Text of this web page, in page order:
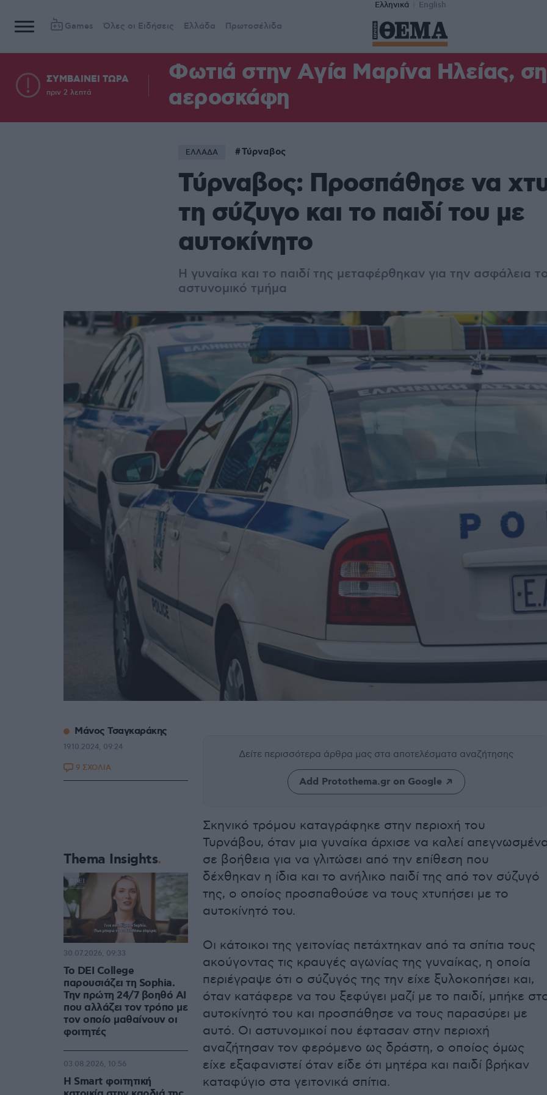
Ελληνικά English
Games Όλες οι Ειδήσεις Ελλάδα Πρωτοσέλιδα
ΣΥΜΒΑΙΝΕΙ ΤΩΡΑ
πριν 2 λεπτά
Φωτιά στην Aγία Μαρίνα Ηλείας,
αεροσκάφη
ΕΛΛΑΔΑ Τύρναβος
Τύρναβος: Προσπάθησε να
τη σύζυγο και το παιδί του με
αυτοκίνητο
Η γυναίκα και το παιδί της μεταφέρθηκαν για την ασφάλεια
αστυνομικό τμήμα
Δείτε περισσότερα άρθρα μας στα αποτελέσματα αναζήτησης
Add Protothema.gr on Google
Σκηνικό τρόμου καταγράφηκε στην περιοχή του
Τυρνάβου, όταν μια γυναίκα άρχισε να καλεί
σε βοήθεια για να γλιτώσει από την επίθεση που
δέχθηκαν η ίδια και το ανήλικο παιδί της από τον σύζυγό
της, ο οποίος προσπαθούσε να τους χτυπήσει με το
αυτοκίνητό του.
Οι κάτοικοι της γειτονίας πετάχτηκαν από τα σπίτια τους
ακούγοντας τις κραυγές αγωνίας της γυναίκας, η οποία
περιέγραψε ότι ο σύζυγός της την είχε ξυλοκοπήσει και,
όταν κατάφερε να του ξεφύγει μαζί με το παιδί, μπήκε
αυτοκίνητό του και προσπάθησε να τους παρασύρει με
αυτό. Οι αστυνομικοί που έφτασαν στην περιοχή
αναζήτησαν τον φερόμενο ως δράστη, ο οποίος όμως
είχε εξαφανιστεί όταν είδε ότι μητέρα και παιδί βρήκαν
καταφύγιο στα γειτονικά σπίτια.
Μάνος Τσαγκαράκης
19.10.2024, 09:24
9 ΣΧΟΛΙΑ
Thema Insights
Το DEI College
παρουσιάζει τη Sophia.
Την πρώτη 24/7 βοηθό AI
που αλλάζει τον τρόπο με
τον οποίο μαθαίνουν οι
φοιτητές
30.07.2026, 09:33
Η Smart φοιτητική
03.08.2026, 10:56